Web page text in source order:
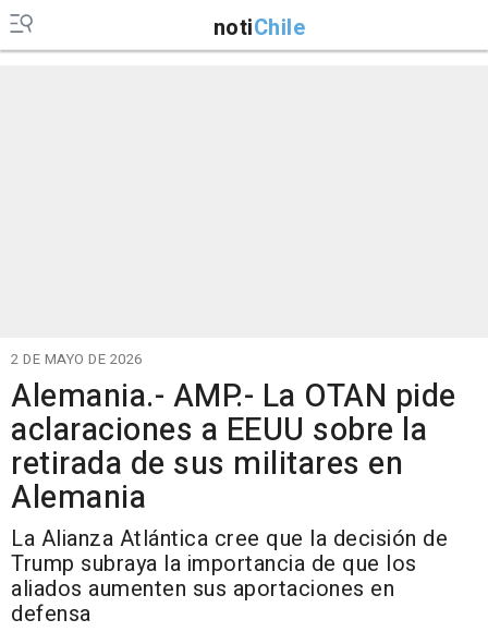
notiChile
2 DE MAYO DE 2026
Alemania.- AMP.- La OTAN pide
aclaraciones a EEUU sobre la
retirada de sus militares en
Alemania
La Alianza Atlántica cree que la decisión de
Trump subraya la importancia de que los
aliados aumenten sus aportaciones en
defensa